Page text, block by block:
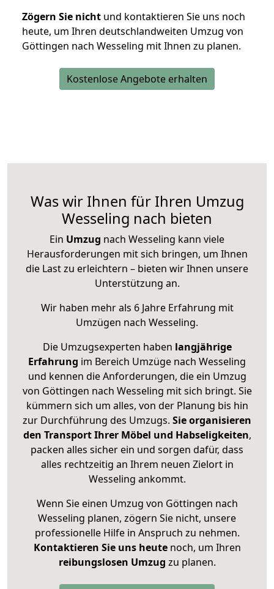
Zögern Sie nicht und kontaktieren Sie uns noch
heute, um Ihren deutschlandweiten Umzug von
Göttingen nach Wesseling mit Ihnen zu planen.
Kostenlose Angebote erhalten
Was wir Ihnen für Ihren Umzug
Wesseling nach bieten
Ein Umzug nach Wesseling kann viele
Herausforderungen mit sich bringen, um Ihnen
die Last zu erleichtern – bieten wir Ihnen unsere
Unterstützung an.
Wir haben mehr als 6 Jahre Erfahrung mit
Umzügen nach Wesseling.
Die Umzugsexperten haben langjährige
Erfahrung im Bereich Umzüge nach Wesseling
und kennen die Anforderungen, die ein Umzug
von Göttingen nach Wesseling mit sich bringt. Sie
kümmern sich um alles, von der Planung bis hin
zur Durchführung des Umzugs. Sie organisieren
den Transport Ihrer Möbel und Habseligkeiten,
packen alles sicher ein und sorgen dafür, dass
alles rechtzeitig an Ihrem neuen Zielort in
Wesseling ankommt.
Wenn Sie einen Umzug von Göttingen nach
Wesseling planen, zögern Sie nicht, unsere
professionelle Hilfe in Anspruch zu nehmen.
Kontaktieren Sie uns heutenoch, um Ihren
reibungslosen Umzug zu planen.